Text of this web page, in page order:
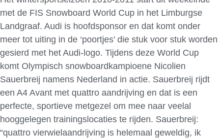
met de FIS Snowboard World Cup in het Limburgse
Landgraaf. Audi is hoofdsponsor en dat komt onder
meer tot uiting in de ‘poortjes’ die stuk voor stuk worden
gesierd met het Audi-logo. Tijdens deze World Cup
komt Olympisch snowboardkampioene Nicolien
Sauerbreij namens Nederland in actie. Sauerbreij rijdt
een A4 Avant met quattro aandrijving en dat is een
perfecte, sportieve metgezel om mee naar veelal
hooggelegen trainingslocaties te rijden. Sauerbreij:
“quattro vierwielaandrijving is helemaal geweldig, ik